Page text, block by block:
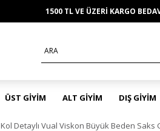
1500 TL VE ÜZERİ KARGO
ÜST GİYİM ALT GİYİM DIŞ GİYİM
Kol Detaylı Vual Viskon Büyük Beden Saks